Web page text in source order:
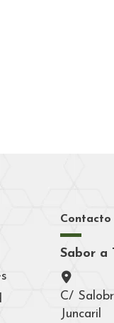
Contacto
Sabor a
C/
Juncaril